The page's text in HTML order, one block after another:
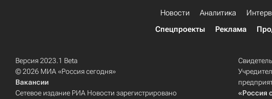
Новости Аналитика
Спецпроекты
Реклама
Версия 2023.1 Beta
© 2026 МИА «Россия сегодня»
Вакансии
Сетевое издание РИА Новости зарегистрировано
«Россия